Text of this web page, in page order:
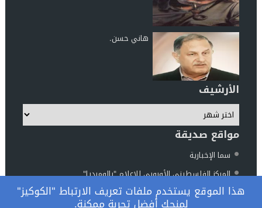
هاني حسن.
الأرشيف
مواقع صديقة
سما الإخبارية
المركز الفلسطيني الأوروبي للإعلام "بالوميديا"
مركز الناطور للدراسات والأبحاث
هذا الموقع يستخدم ملفات تعريف الارتباط "الكوكيز"
لمنحك أفضل تجربة ممكنة.